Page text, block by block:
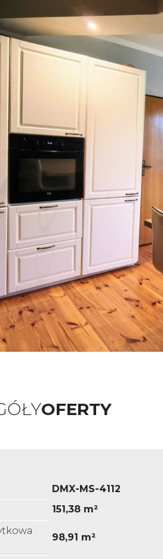
OFERTY
DMX-MS-4112
151,38 m²
98,91 m²